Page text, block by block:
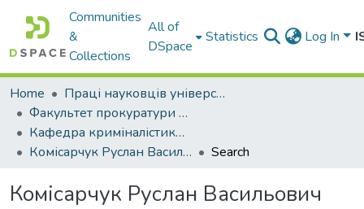
Communities
&
Collections
All of
DSpace
Statistics Log In
Home
Праці науковців університету
Факультет прокуратури та слідства (кримінальної юстиції)
Кафедра криміналістики, судових експертиз та поліграфології
Комісарчук Руслан Васильович
Search
Комісарчук Руслан Васильович